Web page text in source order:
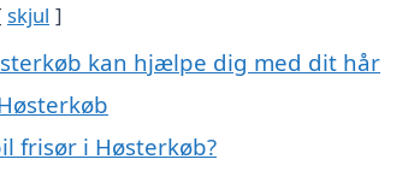
skjul
kan hjælpe dig med dit hår
frisør i Høsterkøb?